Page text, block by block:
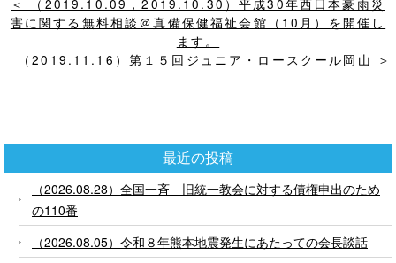
害に関する無料相談＠真備保健福祉会館（10月）を開催し
ます。
（2019.11.16）第１５回ジュニア・ロースクール岡山 ＞
最近の投稿
（2026.08.28）全国一斉 旧統一教会に対する債権申出のため
の110番
（2026.08.05）令和８年熊本地震発生にあたっての会長談話